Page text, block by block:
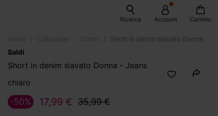
Ricerca Account Carrello
Short in denim slavato Donna
Saldi
Short in denim slavato Donna - Jeans
chiaro
17,99 € 35,99 €
-50%